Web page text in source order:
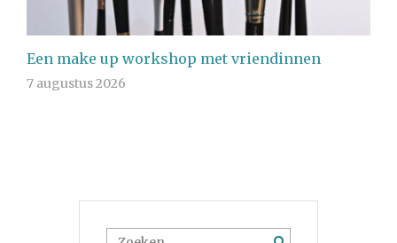
Een make up workshop met vriendinnen
7 augustus 2026